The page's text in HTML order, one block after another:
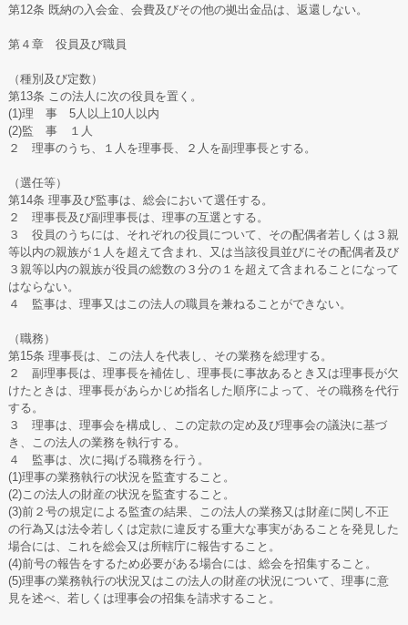
第12条 既納の入会金、会費及びその他の拠出金品は、返還しない。
第４章 役員及び職員
（種別及び定数）
第13条 この法人に次の役員を置く。
(1)理 事 5人以上10人以内
(2)監 事 １人
２ 理事のうち、１人を理事長、２人を副理事長とする。
（選任等）
第14条 理事及び監事は、総会において選任する。
２ 理事長及び副理事長は、理事の互選とする。
３ 役員のうちには、それぞれの役員について、その配偶者若しくは３親
等以内の親族が１人を超えて含まれ、又は当該役員並びにその配偶者及び
３親等以内の親族が役員の総数の３分の１を超えて含まれることになって
はならない。
４ 監事は、理事又はこの法人の職員を兼ねることができない。
（職務）
第15条 理事長は、この法人を代表し、その業務を総理する。
２ 副理事長は、理事長を補佐し、理事長に事故あるとき又は理事長が欠
けたときは、理事長があらかじめ指名した順序によって、その職務を代行
する。
３ 理事は、理事会を構成し、この定款の定め及び理事会の議決に基づ
き、この法人の業務を執行する。
４ 監事は、次に掲げる職務を行う。
(1)理事の業務執行の状況を監査すること。
(2)この法人の財産の状況を監査すること。
(3)前２号の規定による監査の結果、この法人の業務又は財産に関し不正
の行為又は法令若しくは定款に違反する重大な事実があることを発見した
場合には、これを総会又は所轄庁に報告すること。
(4)前号の報告をするため必要がある場合には、総会を招集すること。
(5)理事の業務執行の状況又はこの法人の財産の状況について、理事に意
見を述べ、若しくは理事会の招集を請求すること。